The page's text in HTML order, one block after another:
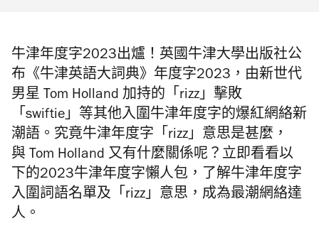
牛津年度字2023出爐！英國牛津大學出版社公
布《牛津英語大詞典》年度字2023，由新世代
男星 Tom Holland 加持的「rizz」擊敗
「swiftie」等其他入圍牛津年度字的爆紅網絡新
潮語。究竟牛津年度字「rizz」意思是甚麼，
與 Tom Holland 又有什麼關係呢？立即看看以
下的2023牛津年度字懶人包，了解牛津年度字
入圍詞語名單及「rizz」意思，成為最潮網絡達
人。